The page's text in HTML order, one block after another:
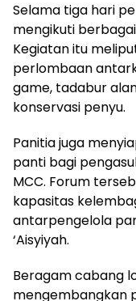
Selama tiga hari
mengikuti
Kegiatan itu
perlombaan
game, tadabur
konservasi penyu.
Panitia juga
panti bagi
MCC. Forum
kapasitas
antarpengelola
‘Aisyiyah.
Beragam cabang
mengembangkan